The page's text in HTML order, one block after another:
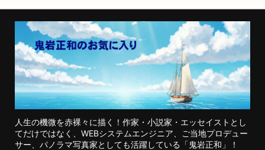
人生の機微を赤裸々に描く！作家・小説家・エッセイストとし
てだけではなく、WEBシステムエンジニア、ご当地プロデュー
サー、パノラマ写真家としても活躍している「鬼岩正和」！